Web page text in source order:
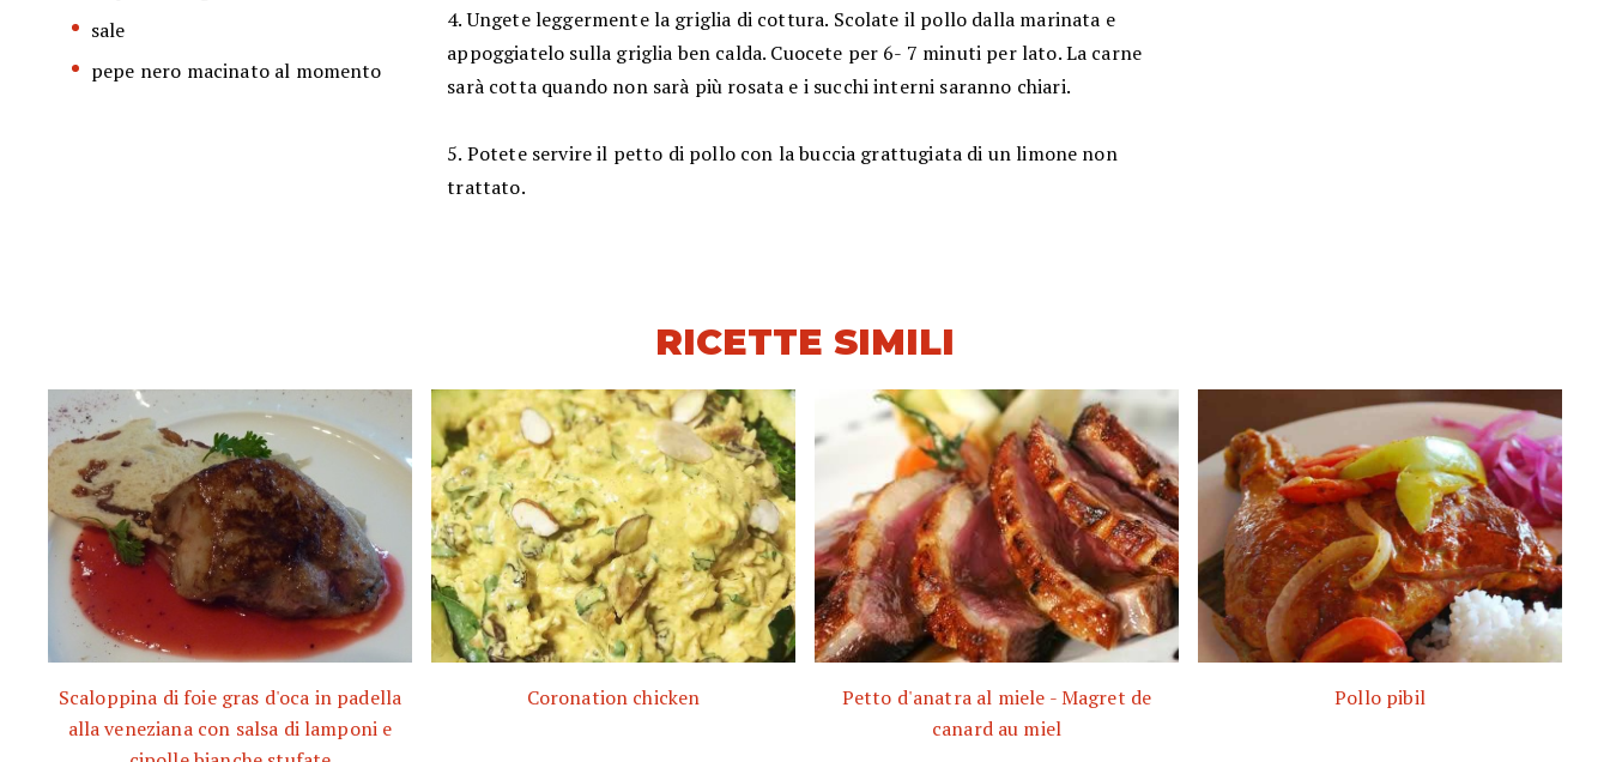
sale
pepe nero macinato al momento
4. Ungete leggermente la griglia di cottura. Scolate il pollo dalla marinata e
appoggiatelo sulla griglia ben calda. Cuocete per 6- 7 minuti per lato. La carne
sarà cotta quando non sarà più rosata e i succhi interni saranno chiari.
5. Potete servire il petto di pollo con la buccia grattugiata di un limone non
trattato.
RICETTE SIMILI
Scaloppina di foie gras d'oca in padella
alla veneziana con salsa di lamponi e
Coronation chicken
Petto d'anatra al miele - Magret de
canard au miel
Pollo pibil